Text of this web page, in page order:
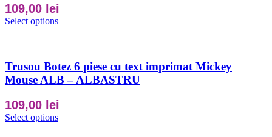
109,00 lei
Select options
Trusou Botez 6 piese cu text imprimat Mickey
Mouse ALB – ALBASTRU
109,00 lei
Select options